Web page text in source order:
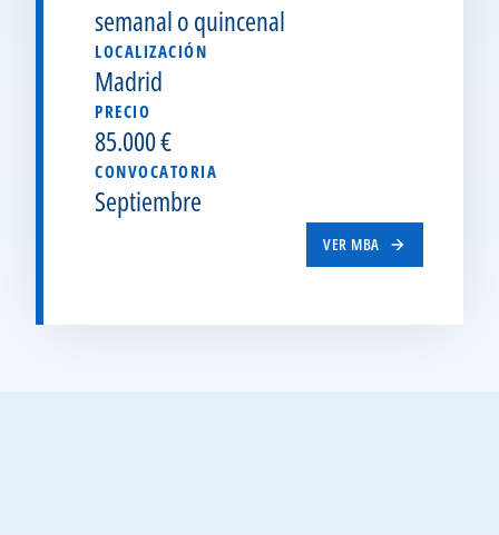
semanal o quincenal
LOCALIZACIÓN
Madrid
PRECIO
85.000 €
CONVOCATORIA
Septiembre
VER MBA